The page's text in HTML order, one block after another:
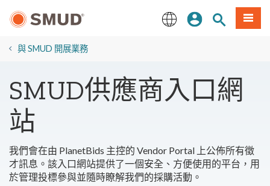
登入站內搜尋
選單
與 SMUD 開展業務
SMUD供應商入口網
站
我們會在由 PlanetBids 主控的 Vendor Portal 上公佈所有徵
才訊息。該入口網站提供了一個安全、方便使用的平台，用
於管理投標參與並隨時瞭解我們的採購活動。